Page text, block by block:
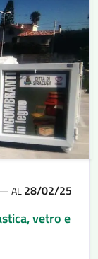
AL28/02/25
vetro e